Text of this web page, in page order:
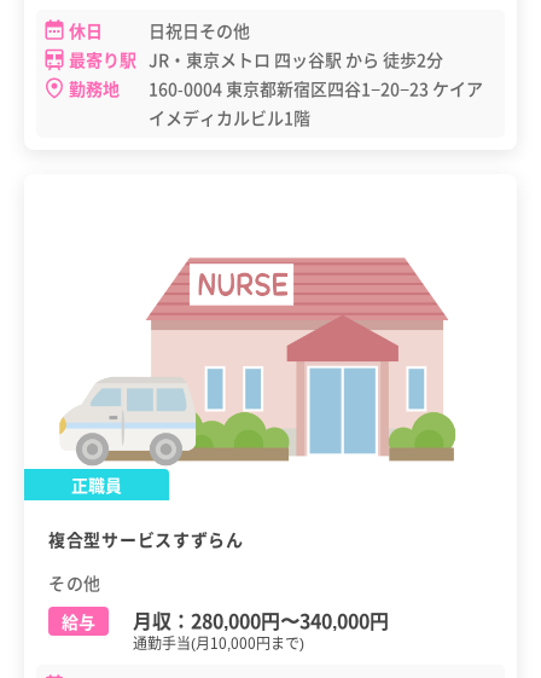
休日
日祝日その他
最寄り駅 JR・東京メトロ 四ッ谷駅 から 徒歩2分
勤務地
160-0004 東京都新宿区四谷1−20−23 ケイア
イメディカルビル1階
正職員
複合型サービスすずらん
その他
給与
月収： 280,000円〜340,000円
通勤手当(月10,000円まで)